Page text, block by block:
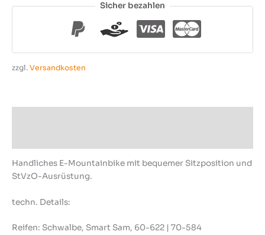
Sicher bezahlen
zzgl.Versandkosten
Handliches E-Mountainbike mit bequemer Sitzposition und
StVzO-Ausrüstung.
techn. Details:
Reifen: Schwalbe, Smart Sam, 60-622 | 70-584